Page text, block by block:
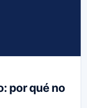
por qué no